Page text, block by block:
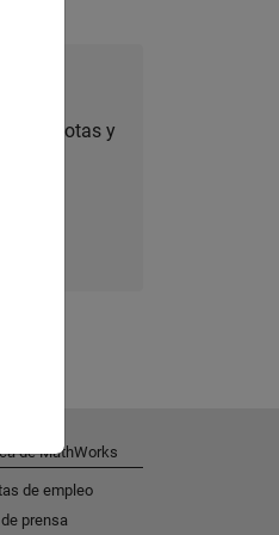
anécdotas y
de MathWorks
de empleo
prensa